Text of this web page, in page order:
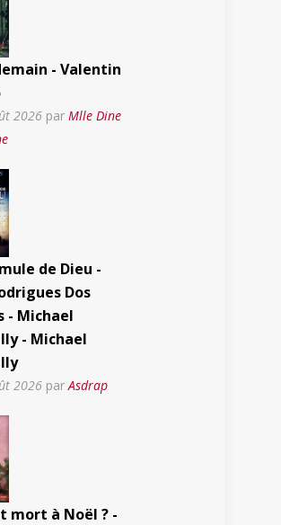
- Valentin
2026 par Mlle Dine
de Dieu -
Dos
- Michael
- Michael
2026 parAsdrap
mort à Noël ? -